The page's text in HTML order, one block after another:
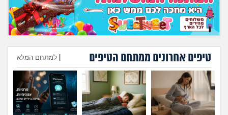
טיפים אחרונים ממתחם הטיפים למתחם המלא
הוספת טיפ